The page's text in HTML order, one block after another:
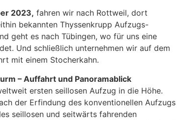
2023, fahren wir nach Rottweil, dort
bekannten Thyssenkrupp Aufzugs-
geht es nach Tübingen, wo für uns eine
Und schließlich unternehmen wir auf dem
mit einem Stocherkahn.
– Auffahrt und Panoramablick
ersten seillosen Aufzug in die Höhe.
der Erfindung des konventionellen Aufzugs
seillosen und seitwärts fahrenden